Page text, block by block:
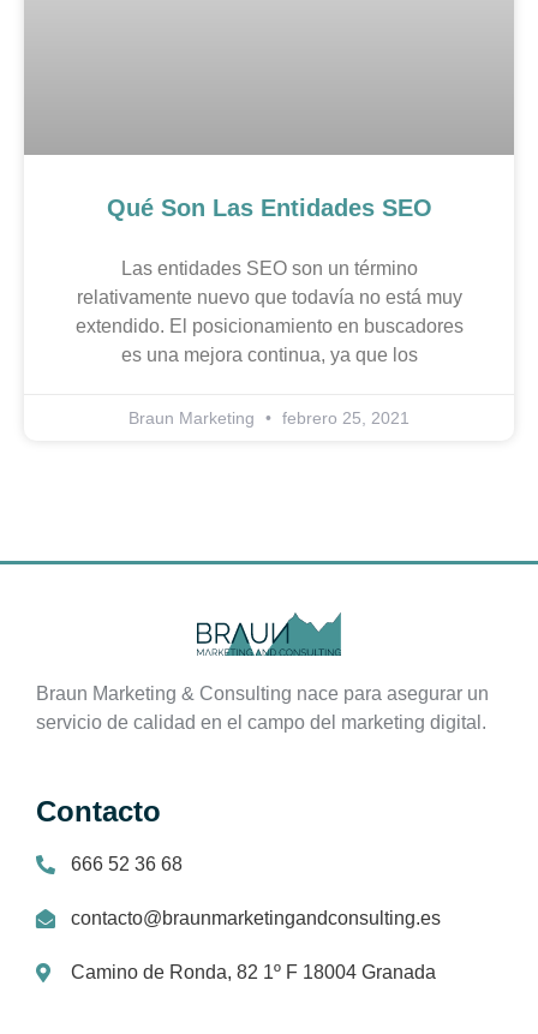
Qué Son Las Entidades SEO
Las entidades SEO son un término
relativamente nuevo que todavía no está muy
extendido. El posicionamiento en buscadores
es una mejora continua, ya que los
Braun Marketing febrero 25, 2021
Braun Marketing & Consulting nace para asegurar un
servicio de calidad en el campo del marketing digital.
Contacto
666 52 36 68
contacto@braunmarketingandconsulting.es
Camino de Ronda, 82 1º F 18004 Granada